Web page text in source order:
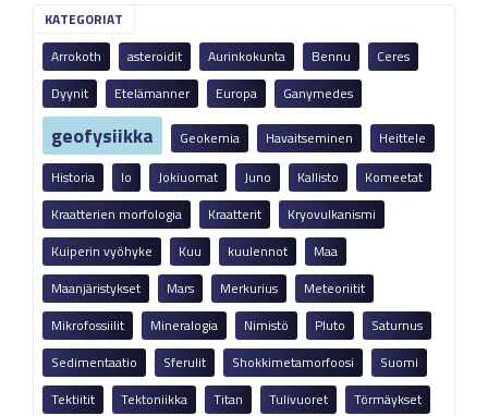
KATEGORIAT
Arrokoth
asteroidit Aurinkokunta Bennu
Ceres
Dyynit
Etelämanner Europa Ganymedes
geofysiikka Geokemia Havaitseminen
Heittele
Historia
Io Jokiuomat Juno Kallisto
Komeetat
Kraatterien morfologia
Kraatterit
Kryovulkanismi
Kuiperin vyöhyke
Kuu kuulennot
Maa
Maanjäristykset
Mars Merkurius
Meteoriitit
Mikrofossiilit
Mineralogia Nimistö Pluto
Saturnus
Sedimentaatio
Sferulit Shokkimetamorfoosi
Suomi
Tektiitit
Tektoniikka Titan Tulivuoret
Törmäykset